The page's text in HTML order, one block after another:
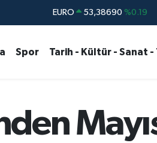
STERLİN 61,60380 %0.18
BİST100 14.598,00 %0
EURO 53,38690 %0.19
Spor Tarih - Kültür - Sanat -